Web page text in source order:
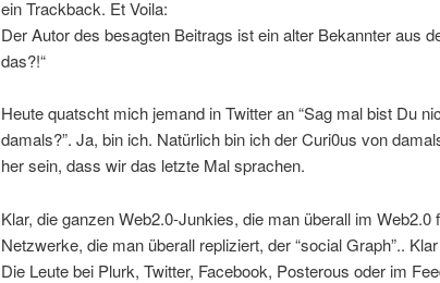
ein Trackback. Et Voila:
Der Autor des besagten Beitrags ist ein alter Bekannter aus
das?!“
Heute quatscht mich jemand in Twitter an “Sag mal bist Du
damals?”. Ja, bin ich. Natürlich bin ich der Curi0us von
her sein, dass wir das letzte Mal sprachen.
Klar, die ganzen Web2.0-Junkies, die man überall im Web2.0
Netzwerke, die man überall repliziert, der “social Graph”..
Die Leute bei Plurk, Twitter, Facebook, Posterous oder im